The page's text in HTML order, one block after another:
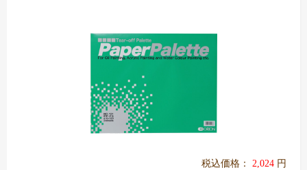
税込価格： 2,024 円